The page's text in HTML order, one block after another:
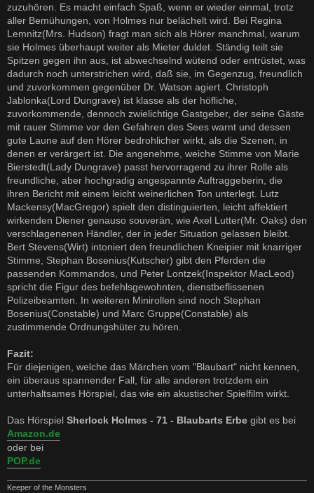
zuzuhören. Es macht einfach Spaß, wenn er wieder einmal, trotz
aller Bemühungen, von Holmes nur belächelt wird. Bei Regina
Lemnitz(Mrs. Hudson) fragt man sich als Hörer manchmal, warum
sie Holmes überhaupt weiter als Mieter duldet. Ständig teilt sie
Spitzen gegen ihn aus, ist abwechselnd wütend oder entrüstet, was
dadurch noch unterstrichen wird, daß sie, im Gegenzug, freundlich
und zuvorkommen gegenüber Dr. Watson agiert. Christoph
Jablonka(Lord Dungrave) ist klasse als der höfliche,
zuvorkommende, dennoch zwielichtige Gastgeber, der seine Gäste
mit rauer Stimme vor den Gefahren des Sees warnt und dessen
gute Laune auf den Hörer bedrohlicher wirkt, als die Szenen, in
denen er verärgert ist. Die angenehme, weiche Stimme von Marie
Bierstedt(Lady Dungrave) passt hervorragend zu ihrer Rolle als
freundliche, aber hochgradig angespannte Auftraggeberin, die
ihren Bericht mit einem leicht weinerlichen Ton unterlegt. Lutz
Mackensy(MacGregor) spielt den distinguierten, leicht affektiert
wirkenden Diener genauso souverän, wie Axel Lutter(Mr. Oaks) den
verschlagenenen Händler, der in jeder Situation gelassen bleibt.
Bert Stevens(Wirt) intoniert den freundlichen Kneipier mit knarriger
Stimme, Stephan Bosenius(Kutscher) gibt den Pferden die
passenden Kommandos, und Peter Lontzek(Inspektor MacLeod)
spricht die Figur des befehlsgewohnten, dienstbeflissenen
Polizeibeamten. In weiteren Minirollen sind noch Stephan
Bosenius(Constable) und Marc Gruppe(Constable) als
zustimmende Ordnungshüter zu hören.
Fazit:
Für diejenigen, welche das Märchen vom "Blaubart" nicht kennen,
ein überaus spannender Fall, für alle anderen trotzdem ein
unterhaltsames Hörspiel, das wie ein akustischer Spielfilm wirkt.
Das Hörspiel Sherlock Holmes - 71 - Blaubarts Erbe gibt es bei
Amazon.de
oder bei
POP.de
Keeper of the Monsters